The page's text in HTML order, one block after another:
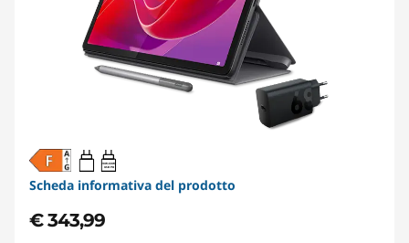
20W-60W
USB PD
Scheda informativa del prodotto
€ 343,99